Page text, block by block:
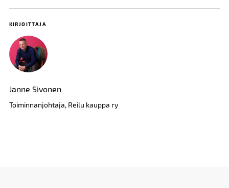
KIRJOITTAJA
Janne Sivonen
Toiminnanjohtaja, Reilu kauppa ry